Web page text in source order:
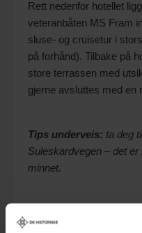
Rett nedenfor hotellet
veteranbåten MS Fram
sluse- og cruisetur i
på forhånd). Tilbake på
store terrassen med
gjerne avsluttes med en
Tips underveis: ta deg
Suleskardvegen – det
minnet.